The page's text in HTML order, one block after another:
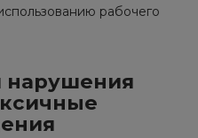
рабочего
нарушения